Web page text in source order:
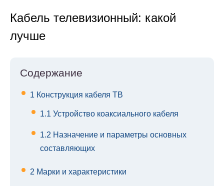
Кабель телевизионный: какой
лучше
Содержание
1 Конструкция кабеля ТВ
1.1 Устройство коаксиального кабеля
1.2 Назначение и параметры основных
составляющих
2 Марки и характеристики